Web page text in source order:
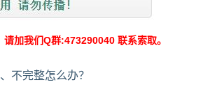
加我们Q群:473290040 联系索取。
不完整怎么办？